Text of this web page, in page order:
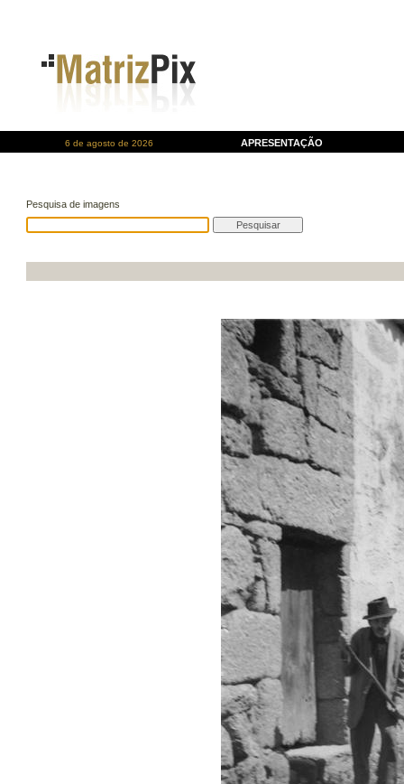
6 de agosto de 2026 APRESENTAÇÃO
Pesquisa de imagens